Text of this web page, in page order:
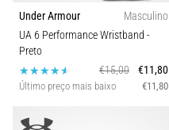
uma
vez
na
vida,
seja
amador
Under Armour
Masculino
UA 6 Performance Wristband -
Preto
€15,00
€11,80
Último preço mais baixo €11,80